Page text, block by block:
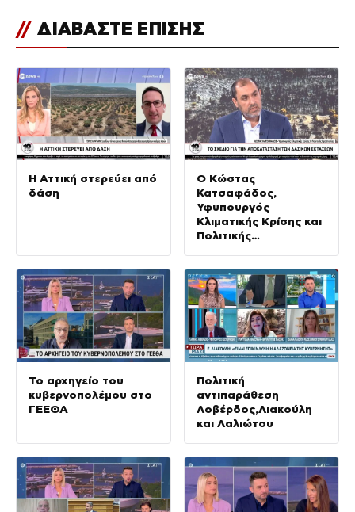
// ΔΙΑΒΑΣΤΕ ΕΠΙΣΗΣ
Η Αττική στερεύει από
δάση
Ο Κώστας
Κατσαφάδος,
Υφυπουργός
Κλιματικής Κρίσης και
Πολιτικής
Το αρχηγείο του
κυβερνοπολέμου στο
ΓΕΕΘΑ
Πολιτική
αντιπαράθεση
Λοβέρδος,Λιακούλη
και Λαλιώτου